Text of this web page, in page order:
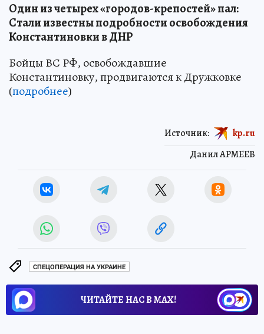
Один из четырех «городов-крепостей» пал:
Стали известны подробности освобождения
Константиновки в ДНР
Бойцы ВС РФ, освобождавшие
Константиновку, продвигаются к Дружковке
(подробнее)
Данил АРМЕЕВ
Источник: kp.ru
СПЕЦОПЕРАЦИЯ НА УКРАИНЕ
ЧИТАЙТЕ НАС В МАХ!